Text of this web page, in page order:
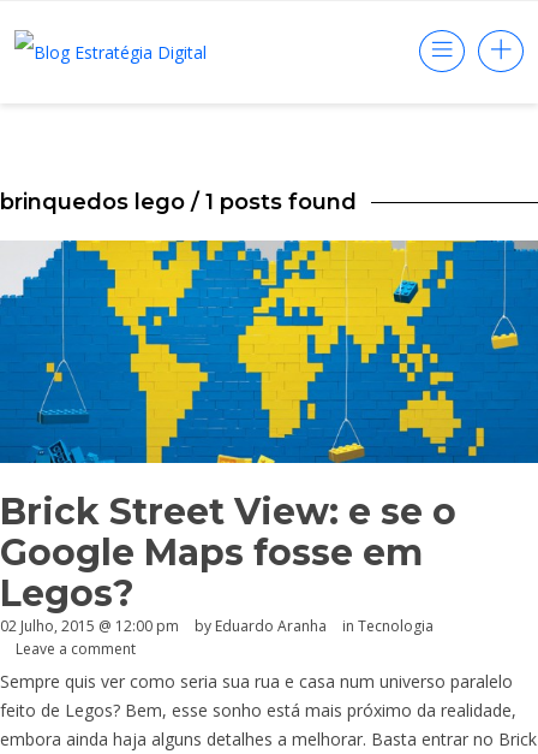
brinquedos lego / 1 posts found
Brick Street View: e se o
Google Maps fosse em
Legos?
02 Julho, 2015 @ 12:00 pm by Eduardo Aranha in Tecnologia
Leave a comment
Sempre quis ver como seria sua rua e casa num universo paralelo
feito de Legos? Bem, esse sonho está mais próximo da realidade,
embora ainda haja alguns detalhes a melhorar. Basta entrar no Brick